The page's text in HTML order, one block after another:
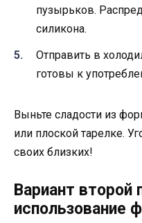
пузырьков.
силикона.
Отправить в
готовы к
Выньте сладости из
или плоской тарелке.
своих близких!
Вариант второй
использование